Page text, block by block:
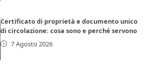
Certificato di proprietà e documento unico
di circolazione: cosa sono e perché servono
7 Agosto 2026